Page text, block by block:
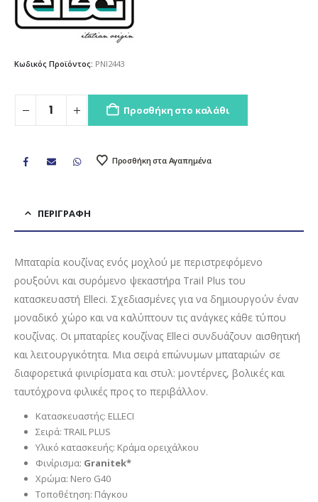
Κωδικός Προϊόντος: PNI2443
Προσθήκη στο καλάθι
Προσθήκη στα Αγαπημένα
ΠΕΡΙΓΡΑΦΉ
Μπαταρία κουζίνας ενός μοχλού με περιστρεφόμενο
ρουξούνι και συρόμενο ψεκαστήρα Trail Plus του
κατασκευαστή Elleci. Σχεδιασμένες για να δημιουργούν έναν
μοναδικό χώρο και να καλύπτουν τις ανάγκες κάθε τύπου
κουζίνας. Οι μπαταρίες κουζίνας Elleci συνδυάζουν αισθητική
και λειτουργικότητα. Μια σειρά επώνυμων μπαταριών σε
διαφορετικά φινιρίσματα και στυλ: μοντέρνες, βολικές και
ταυτόχρονα φιλικές προς το περιβάλλον.
Κατασκευαστής: ELLECI
Σειρά: TRAIL PLUS
Υλικό κατασκευής: Κράμα ορειχάλκου
Φινίρισμα: Granitek*
Χρώμα: Nero G40
Τοποθέτηση: Πάγκου